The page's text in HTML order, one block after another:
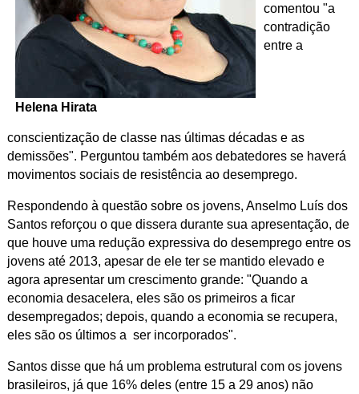
Helena Hirata
comentou "a
contradição
entre a
conscientização de classe nas últimas décadas e as
demissões". Perguntou também aos debatedores se haverá
movimentos sociais de resistência ao desemprego.
Respondendo à questão sobre os jovens, Anselmo Luís dos
Santos reforçou o que dissera durante sua apresentação, de
que houve uma redução expressiva do desemprego entre os
jovens até 2013, apesar de ele ter se mantido elevado e
agora apresentar um crescimento grande: "Quando a
economia desacelera, eles são os primeiros a ficar
desempregados; depois, quando a economia se recupera,
eles são os últimos a ser incorporados".
Santos disse que há um problema estrutural com os jovens
brasileiros, já que 16% deles (entre 15 a 29 anos) não